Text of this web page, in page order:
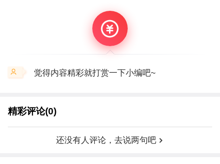
觉得内容精彩就打赏一下小编吧~
精彩评论(0)
还没有人评论，去说两句吧